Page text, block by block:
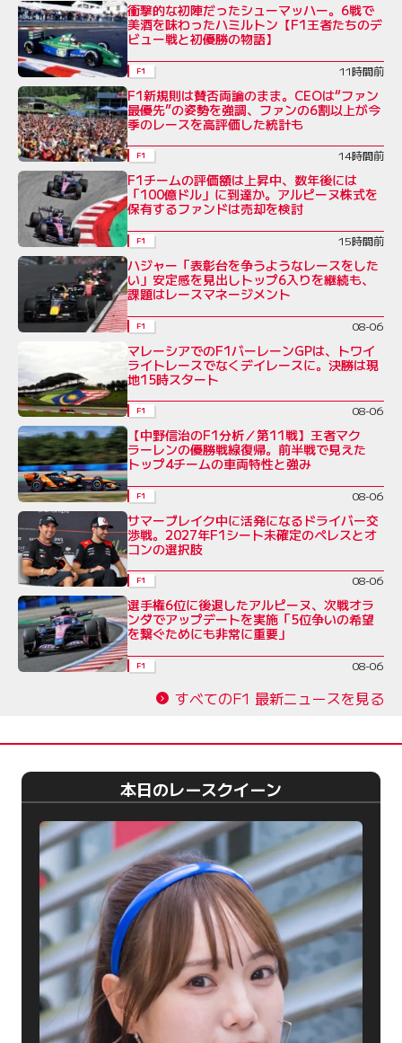
衝撃的な初陣だったシューマッハー。6戦で
美酒を味わったハミルトン【F1王者たちのデ
ビュー戦と初優勝の物語】
F1 11時間前
F1新規則は賛否両論のまま。CEOは“ファン
最優先”の姿勢を強調、ファンの6割以上が今
季のレースを高評価した統計も
F1 14時間前
F1チームの評価額は上昇中、数年後には
「100億ドル」に到達か。アルピーヌ株式を
保有するファンドは売却を検討
F1 15時間前
ハジャー「表彰台を争うようなレースをした
い」安定感を見出しトップ6入りを継続も、
課題はレースマネージメント
F1 08-06
マレーシアでのF1バーレーンGPは、トワイ
ライトレースでなくデイレースに。決勝は現
地15時スタート
F1 08-06
【中野信治のF1分析／第11戦】王者マク
ラーレンの優勝戦線復帰。前半戦で見えた
トップ4チームの車両特性と強み
F1 08-06
サマーブレイク中に活発になるドライバー交
渉戦。2027年F1シート未確定のペレスとオ
コンの選択肢
F1 08-06
選手権6位に後退したアルピーヌ、次戦オラ
ンダでアップデートを実施「5位争いの希望
を繋ぐためにも非常に重要」
F1 08-06
すべてのF1 最新ニュースを見る
本日のレースクイーン